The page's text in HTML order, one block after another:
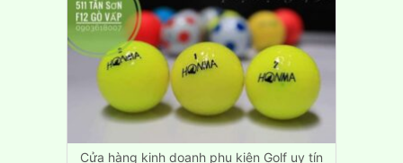
Trọ
Giá
Rẻ
Biên
Hòa
Đồng
Nai
Cửa hàng kinh doanh phụ kiện Golf uy tín